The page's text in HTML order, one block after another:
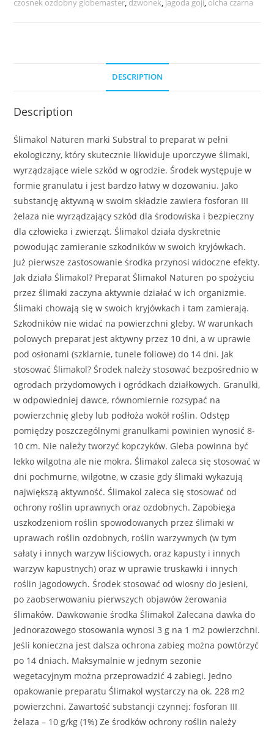
czosnek ozdobny globemaster, dzwonek, jagoda goji, olcha czarna
DESCRIPTION
Description
Ślimakol Naturen marki Substral to preparat w pełni
ekologiczny, który skutecznie likwiduje uporczywe ślimaki,
wyrządzające wiele szkód w ogrodzie. Środek występuje w
formie granulatu i jest bardzo łatwy w dozowaniu. Jako
substancję aktywną w swoim składzie zawiera fosforan III
żelaza nie wyrządzający szkód dla środowiska i bezpieczny
dla człowieka i zwierząt. Ślimakol działa dyskretnie
powodując zamieranie szkodników w swoich kryjówkach.
Już pierwsze zastosowanie środka przynosi widoczne efekty.
Jak działa Ślimakol? Preparat Ślimakol Naturen po spożyciu
przez ślimaki zaczyna aktywnie działać w ich organizmie.
Ślimaki chowają się w swoich kryjówkach i tam zamierają.
Szkodników nie widać na powierzchni gleby. W warunkach
polowych preparat jest aktywny przez 10 dni, a w uprawie
pod osłonami (szklarnie, tunele foliowe) do 14 dni. Jak
stosować Ślimakol? Środek należy stosować bezpośrednio w
ogrodach przydomowych i ogródkach działkowych. Granulki,
w odpowiedniej dawce, równomiernie rozsypać na
powierzchnię gleby lub podłoża wokół roślin. Odstęp
pomiędzy poszczególnymi granulkami powinien wynosić 8-
10 cm. Nie należy tworzyć kopczyków. Gleba powinna być
lekko wilgotna ale nie mokra. Ślimakol zaleca się stosować w
dni pochmurne, wilgotne, w czasie gdy ślimaki wykazują
największą aktywność. Ślimakol zaleca się stosować od
ochrony roślin uprawnych oraz ozdobnych. Zapobiega
uszkodzeniom roślin spowodowanych przez ślimaki w
uprawach roślin ozdobnych, roślin warzywnych (w tym
sałaty i innych warzyw liściowych, oraz kapusty i innych
warzyw kapustnych) oraz w uprawie truskawki i innych
roślin jagodowych. Środek stosować od wiosny do jesieni,
po zaobserwowaniu pierwszych objawów żerowania
ślimaków. Dawkowanie środka Ślimakol Zalecana dawka do
jednorazowego stosowania wynosi 3 g na 1 m2 powierzchni.
Jeśli konieczna jest dalsza ochrona zabieg można powtórzyć
po 14 dniach. Maksymalnie w jednym sezonie
wegetacyjnym można przeprowadzić 4 zabiegi. Jedno
opakowanie preparatu Ślimakol wystarczy na ok. 228 m2
powierzchni. Zawartość substancji czynnej: fosforan III
żelaza – 10 g/kg (1%) Ze środków ochrony roślin należy